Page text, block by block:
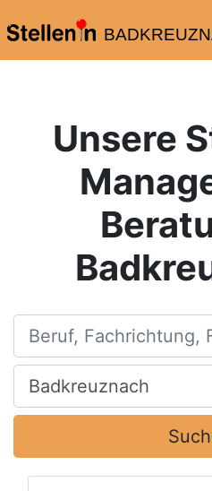
Unsere
Beruf, Fachrichtung, Firma
Ort, Stadt